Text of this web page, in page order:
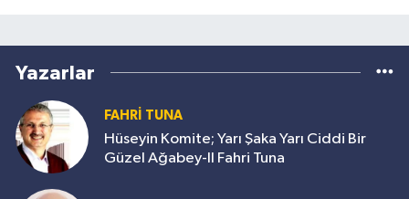
Yazarlar
FAHRİ TUNA
Hüseyin Komite; Yarı Şaka Yarı Ciddi Bir
Güzel Ağabey-II Fahri Tuna